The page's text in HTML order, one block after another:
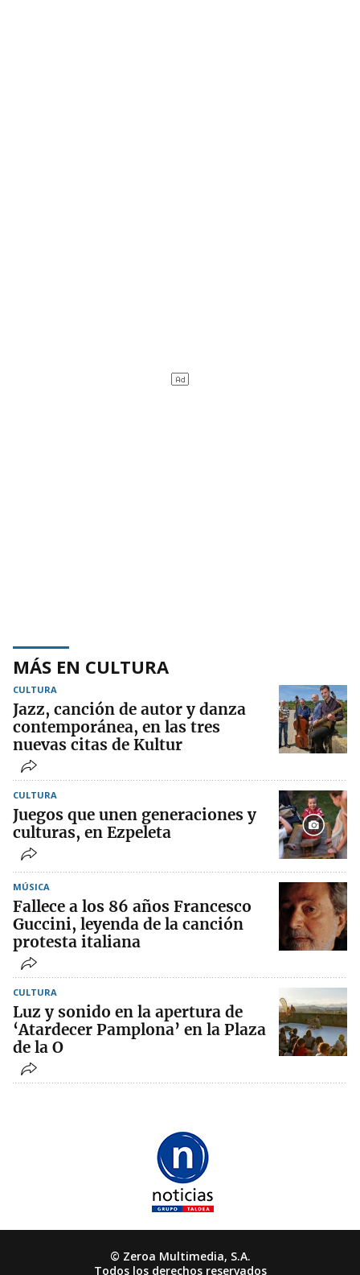
MÁS EN CULTURA
CULTURA
Jazz, canción de autor y danza
contemporánea, en las tres
nuevas citas de Kultur
CULTURA
Juegos que unen generaciones y
culturas, en Ezpeleta
MÚSICA
Fallece a los 86 años Francesco
Guccini, leyenda de la canción
protesta italiana
CULTURA
Luz y sonido en la apertura de
‘Atardecer Pamplona’ en la Plaza
de la O
© Zeroa Multimedia, S.A.
Todos los derechos reservados